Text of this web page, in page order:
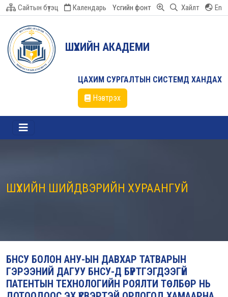
Сайтын бүтэц Календарь Үсгийн фонт Хайлт En
ШҮҮХИЙН АКАДЕМИ
ЦАХИМ СУРГАЛТЫН СИСТЕМД ХАНДАХ
Нэвтрэх
ШҮҮХИЙН ШИЙДВЭРИЙН ХУРААНГУЙ
БНСУ БОЛОН АНУ-ЫН ДАВХАР ТАТВАРЫН
ГЭРЭЭНИЙ ДАГУУ БНСУ-Д БҮРТГЭГДЭЭГҮЙ
ПАТЕНТЫН ТЕХНОЛОГИЙН РОЯЛТИ ТӨЛБӨР НЬ